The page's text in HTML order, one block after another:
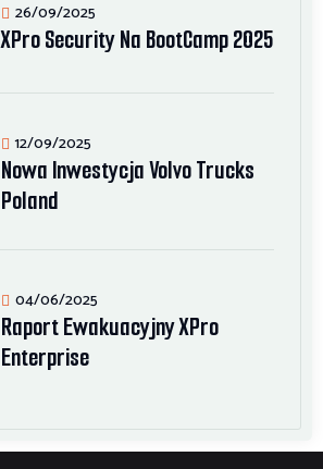
XPro Security Na BootCamp 2025
26/09/2025
Nowa Inwestycja Volvo Trucks
Poland
12/09/2025
Raport Ewakuacyjny XPro
Enterprise
04/06/2025